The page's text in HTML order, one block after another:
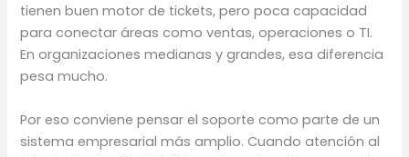
tienen buen motor de tickets, pero poca capacidad
para conectar áreas como ventas, operaciones o TI.
En organizaciones medianas y grandes, esa diferencia
pesa mucho.
Por eso conviene pensar el soporte como parte de un
sistema empresarial más amplio. Cuando atención al